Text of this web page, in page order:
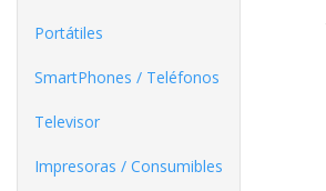
Portátiles
SmartPhones / Teléfonos
Televisor
Impresoras / Consumibles